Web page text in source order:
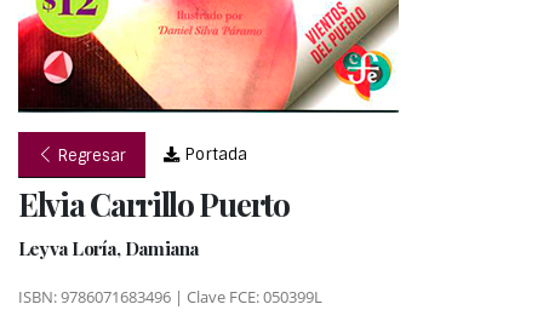
Regresar Portada
Elvia Carrillo Puerto
Leyva Loría, Damiana
ISBN: 9786071683496 | Clave FCE: 050399L